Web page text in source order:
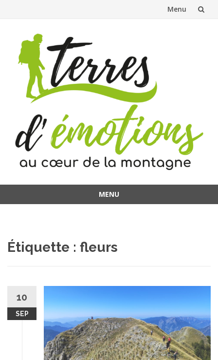
Menu
contenu
MENU
Étiquette : fleurs
10
SEP